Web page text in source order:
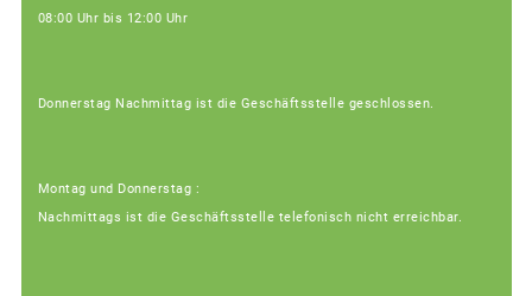
08:00 Uhr bis 12:00 Uhr
Donnerstag Nachmittag ist die Geschäftsstelle geschlossen.
Montag und Donnerstag :
Nachmittags ist die Geschäftsstelle telefonisch nicht erreichbar.